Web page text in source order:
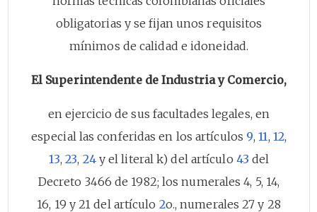
obligatorias y se fijan unos requisitos
mínimos de calidad e idoneidad.
El Superintendente de Industria y Comercio,
en ejercicio de sus facultades legales, en
especial las conferidas en los artículos 9,11, 12,
13,23, 24y el literal k) del artículo 43 del
Decreto 3466 de 1982; los numerales 4, 5, 14,
16, 19 y 21 del artículo 2o., numerales 27 y 28